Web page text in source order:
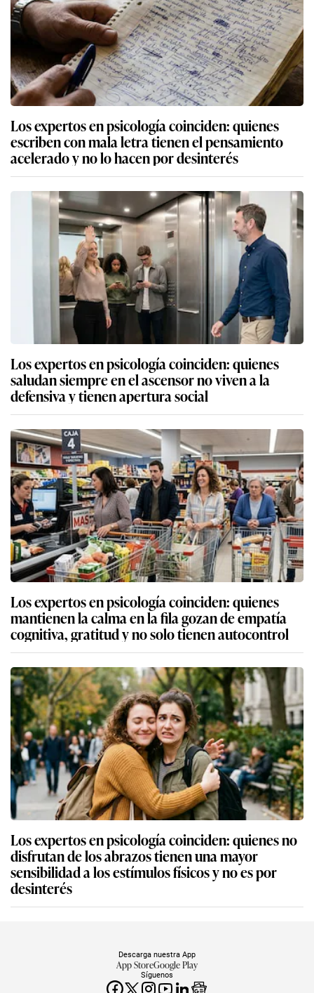
Los expertos en psicología coinciden: quienes
escriben con mala letra tienen el pensamiento
acelerado y no lo hacen por desinterés
Los expertos en psicología coinciden: quienes
saludan siempre en el ascensor no viven a la
defensiva y tienen apertura social
Los expertos en psicología coinciden: quienes
mantienen la calma en la fila gozan de empatía
cognitiva, gratitud y no solo tienen autocontrol
Los expertos en psicología coinciden: quienes no
disfrutan de los abrazos tienen una mayor
sensibilidad a los estímulos físicos y no es por
desinterés
Síguenos
Descarga nuestra App
App StoreGoogle Play